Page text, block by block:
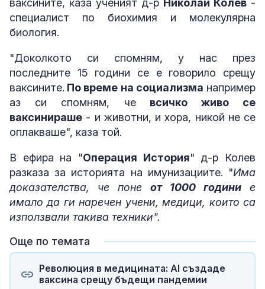
ваксините, каза ученият д-р Николай Колев -
специалист по биохимия и молекулярна
биология.
"Доколкото си спомням, у нас през
последните 15 години се е говорило срещу
ваксините. По време на социализма например
аз си спомням, чевсичко живо се
ваксинираше - и животни, и хора, никой не се
оплакваше", каза той.
В ефира на "Операция История" д-р Колев
разказа за историята на имунизациите. "Има
доказателства, че поне от 1000 години е
имало да ги наречен учени, медици, които са
използвали такива техники".
Още по темата
Революция в медицината: AI създаде
ваксина срещу бъдещи пандемии